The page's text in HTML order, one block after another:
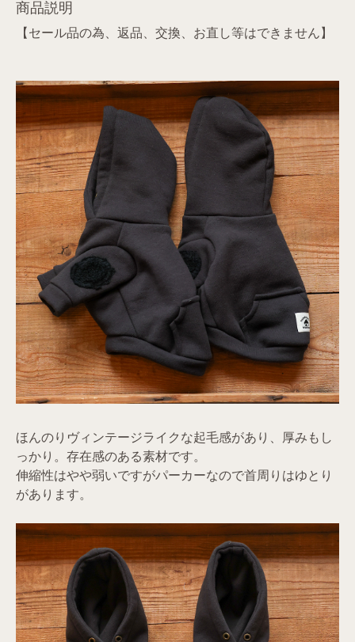
商品説明
【セール品の為、返品、交換、お直し等はできません】
ほんのりヴィンテージライクな起毛感があり、厚みもし
っかり。存在感のある素材です。
伸縮性はやや弱いですがパーカーなので首周りはゆとり
があります。